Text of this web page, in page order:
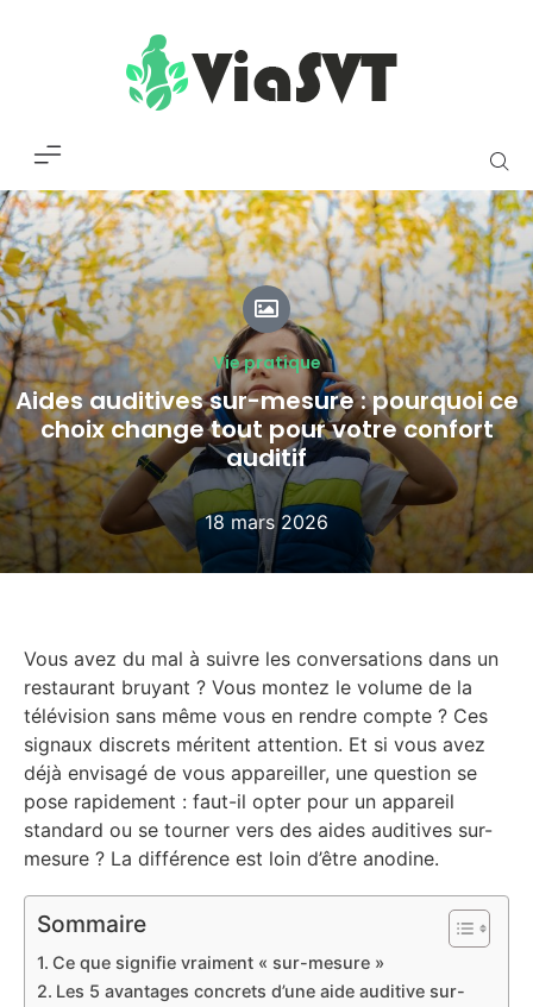
Vie pratique
Aides auditives sur-mesure : pourquoi ce
choix change tout pour votre confort
auditif
18 mars 2026
Vous avez du mal à suivre les conversations dans un
restaurant bruyant ? Vous montez le volume de la
télévision sans même vous en rendre compte ? Ces
signaux discrets méritent attention. Et si vous avez
déjà envisagé de vous appareiller, une question se
pose rapidement : faut-il opter pour un appareil
standard ou se tourner vers des aides auditives sur-
mesure ? La différence est loin d’être anodine.
Sommaire
Ce que signifie vraiment « sur-mesure »
Les 5 avantages concrets d’une aide auditive sur-